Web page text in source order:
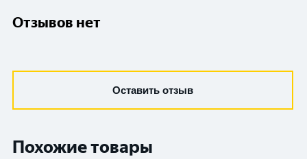
Отзывов нет
Оставить отзыв
Похожие товары